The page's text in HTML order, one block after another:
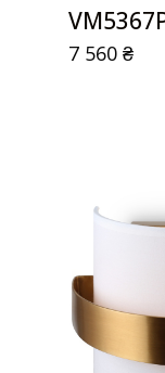
7 560₴